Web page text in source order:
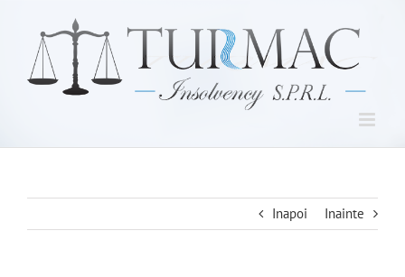
content
Inapoi Inainte